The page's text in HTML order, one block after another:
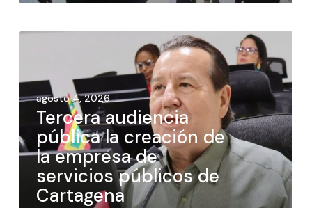
agosto 4, 2026
Tercera audiencia
pública la creación de
la empresa de
servicios públicos de
Cartagena